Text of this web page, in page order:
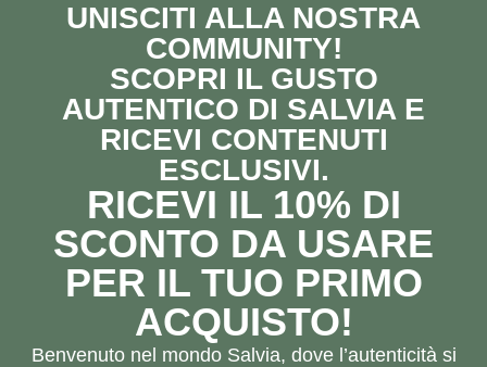
UNISCITI ALLA NOSTRA
COMMUNITY!
SCOPRI IL GUSTO
AUTENTICO DI SALVIA E
RICEVI CONTENUTI
ESCLUSIVI.
RICEVI IL 10% DI
SCONTO DA USARE
PER IL TUO PRIMO
ACQUISTO!
Benvenuto nel mondo Salvia, dove l’autenticità si